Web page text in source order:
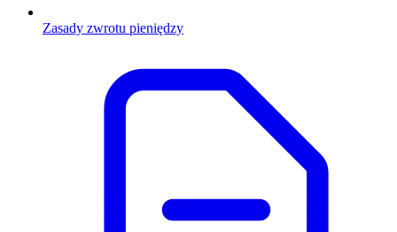
Zasady zwrotu pieniędzy